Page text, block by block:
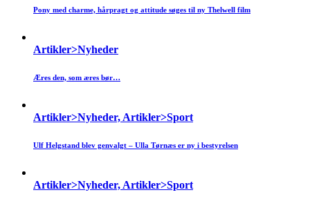
Pony med charme, hårpragt og attitude søges til ny Thelwell film
Artikler>Nyheder
Æres den, som æres bør…
Artikler>Nyheder, Artikler>Sport
Ulf Helgstand blev genvalgt – Ulla Tørnæs er ny i bestyrelsen
Artikler>Nyheder, Artikler>Sport